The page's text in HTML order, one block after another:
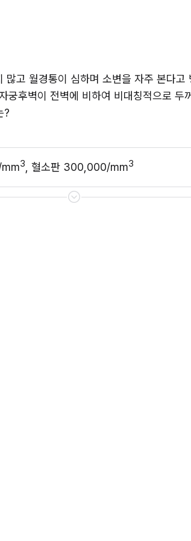
고 월경통이 심하며 소변을 자주 본다고
궁후벽이 전벽에 비하여 비대칭적으로 두
?
3 , 혈소판 300,000/mm3